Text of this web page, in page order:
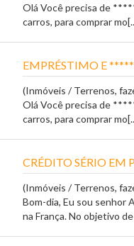
Olá Você precisa de
carros, para comprar
EMPRÉSTIMO E *****
(Inmóveis / Terrenos,
Olá Você precisa de
carros, para comprar
CRÉDITO SÉRIO EM
(Inmóveis / Terrenos,
Bom-dia, Eu sou senhor
na França. No objetivo